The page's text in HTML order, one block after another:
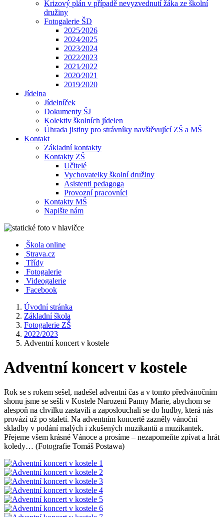
Krizový plán v případě nevyzvednutí žáka ze školní
družiny
Fotogalerie ŠD
2025⁄2026
2024⁄2025
2023⁄2024
2022⁄2023
2021⁄2022
2020⁄2021
2019⁄2020
Jídelna
Jídelníček
Dokumenty ŠJ
Kolektiv školních jídelen
Úhrada jistiny pro strávníky navštěvující ZŠ a MŠ
Kontakt
Základní kontakty
Kontakty ZŠ
Učitelé
Vychovatelky školní družiny
Asistenti pedagoga
Provozní pracovníci
Kontakty MŠ
Napište nám
Škola online
Strava.cz
Třídy
Fotogalerie
Videogalerie
Facebook
Úvodní stránka
Základní škola
Fotogalerie ZŠ
2022/2023
Adventní koncert v kostele
Adventní koncert v kostele
Rok se s rokem sešel, nadešel adventní čas a v tomto předvánočním
shonu jsme se sešli v Kostele Narození Panny Marie, abychom se
alespoň na chvilku zastavili a zaposlouchali se do hudby, která nás
provází už po staletí. Na adventním koncertě zazněly vánoční
skladby v podání malých i zkušených muzikantů a muzikantek.
Přejeme všem krásné Vánoce a prosíme – nezapomeňte zpívat a hrát
koledy… (Fotografie Tomáš Postawa)